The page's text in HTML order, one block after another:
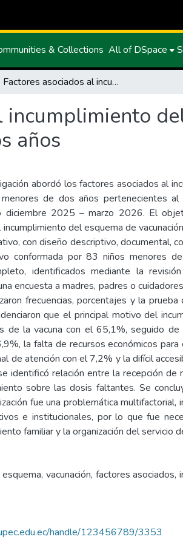
& Collections All of DSpace
Factores asociados al incumplimiento del esquema de inmunizaciones en menores de dos años
incumplimiento
años
abordó los factores asociados al
menores de dos años pertenecientes al
diciembre 2025 – marzo 2026. El
del esquema de
con diseño descriptivo, documental,
conformada por 83 niños menores
identificados mediante la
encuesta a madres, padres o
frecuencias, porcentajes y la
que el principal motivo del
de la vacuna con el 65,1%, seguido
la falta de recursos económicos
de atención con el 7,2% y la difícil
identificó relación entre la recepción de
sobre las dosis faltantes. Se
fue una problemática multifactorial,
e institucionales, por lo que fue
familiar y la organización del servicio
vacunación, factores asociados,
handle/123456789/3353